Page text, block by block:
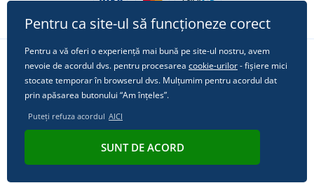
Urmărește-ne pe rețelele sociale
© 2011 - 2026, Dual Trade s.r.o. | Din punct de vedere tehnic oferă
Pentru ca site-ul să funcționeze corect
Pentru a vă oferi o experiență mai bună pe site-ul nostru, avem
nevoie de acordul dvs. pentru procesarea cookie-urilor- fișiere mici
stocate temporar în browserul dvs. Mulțumim pentru acordul dat
prin apăsarea butonului “Am înțeles”.
Puteți refuza acordul AICI
SUNT DE ACORD